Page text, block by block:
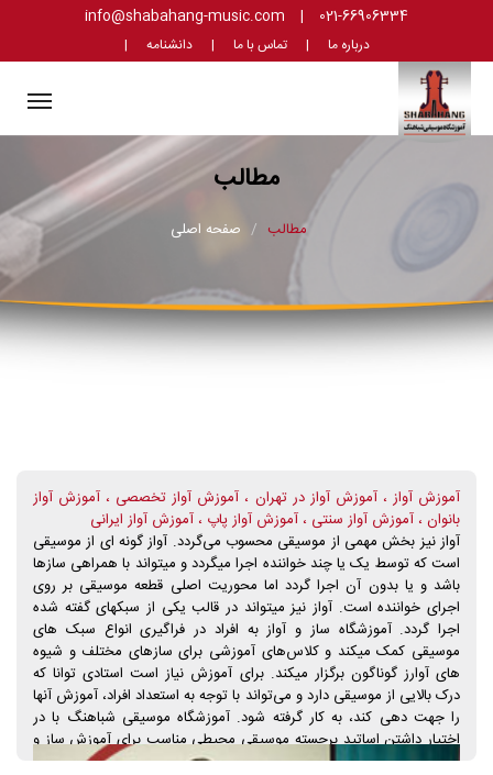
021-66906334
|
info@shabahang-music.com
درباره ما | تماس با ما | دانشنامه |
مطالب
مطالب صفحه اصلی
آموزش آواز ، آموزش آواز در تهران ، آموزش آواز تخصصی ، آموزش آواز
بانوان ، آموزش آواز سنتی ، آموزش آواز پاپ ، آموزش آواز ایرانی
آواز نیز بخش مهمی از موسیقی محسوب می‌گردد. آواز گونه ای از موسیقی
است که توسط یک یا چند خواننده اجرا میگردد و میتواند با همراهی سازها
باشد و یا بدون آن اجرا گردد اما محوریت اصلی قطعه موسیقی بر روی
اجرای خواننده است. آواز نیز میتواند در قالب یکی از سبکهای گفته شده
اجرا گردد. آموزشگاه ساز و آواز به افراد در فراگیری انواع سبک های
موسیقی کمک میکند و کلاس‌های آموزشی برای سازهای مختلف و شیوه
های آوارز گوناگون برگزار میکند. برای آموزش نیاز است استادی توانا که
درک بالایی از موسیقی دارد و می‌تواند با توجه به استعداد افراد، آموزش آنها
را جهت دهی کند، به کار گرفته شود. آموزشگاه موسیقی شباهنگ با در
اختیار داشتن اساتید برجسته موسیقی محیطی مناسب برای آموزش ساز و
آواز در اختیار دارد. دوره‌های آموزش آواز در آموزشگاه موسیقی شباهنگ،